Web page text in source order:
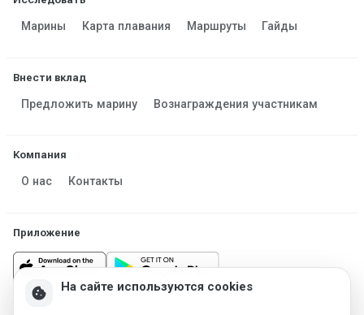
Марины Карта плавания Маршруты Гайды
Внести вклад
Предложить марину Вознаграждения участникам
Компания
О нас Контакты
Приложение
cookie На сайте используются cookies